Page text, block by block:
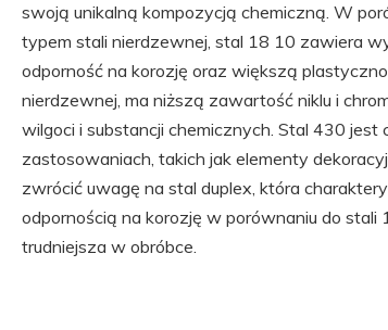
swoją unikalną kompozycją chemiczną. W
typem stali nierdzewnej, stal 18 10 zawiera
odporność na korozję oraz większą
nierdzewnej, ma niższą zawartość niklu i
wilgoci i substancji chemicznych. Stal 430
zastosowaniach, takich jak elementy
zwrócić uwagę na stal duplex, która
odpornością na korozję w porównaniu do
trudniejsza w obróbce.